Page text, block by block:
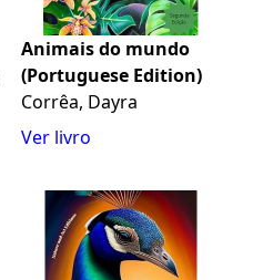
Animais do mundo
(Portuguese Edition)
Corrêa, Dayra
Ver livro